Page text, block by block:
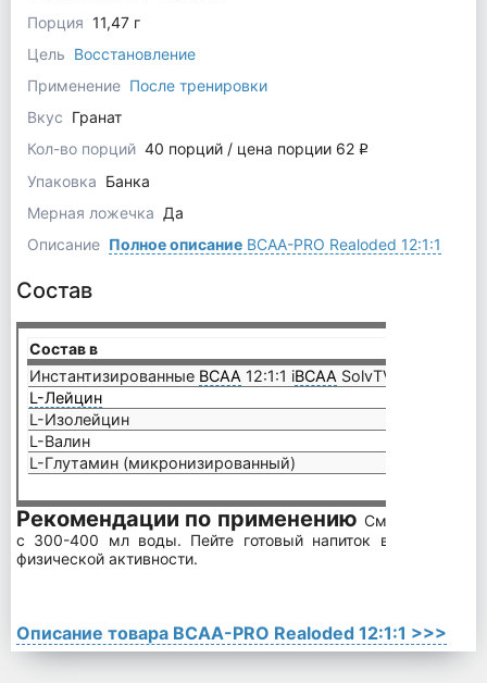
Порция 11,47 г
Цель Восстановление
Применение После тренировки
Вкус Гранат
Кол-во порций 40 порций / цена порции 62 q
Упаковка Банка
Мерная ложечка Да
Описание Полное описаниеBCAA-PRO Realoded 12:1:1
Состав
Состав в
Инстантизированные ВСАА 12:1:1 iBCAA SolvTV
L-Лейцин
L-Изолейцин
L-Валин
L-Глутамин (микронизированный)
Рекомендации по применению Смешайте
с 300-400 мл воды. Пейте готовый напиток в течение и
физической активности.
Описание товара BCAA-PRO Realoded 12:1:1 >>>